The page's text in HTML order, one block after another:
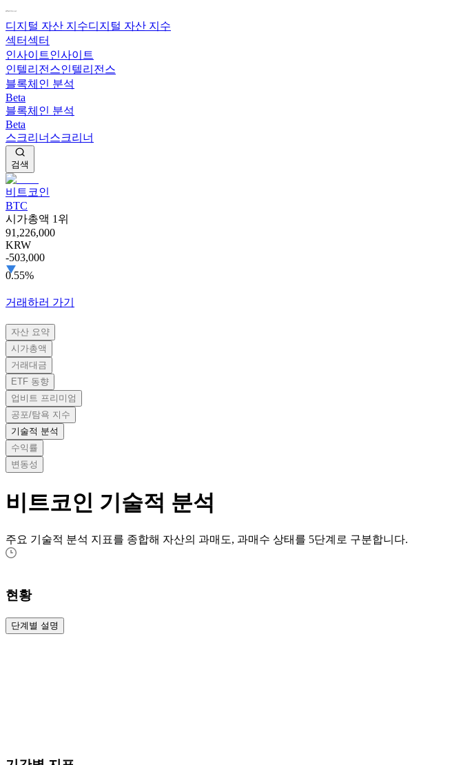
디지털 자산 지수디지털 자산 지수
섹터섹터
인사이트인사이트
인텔리전스인텔리전스
블록체인 분석
Beta
블록체인 분석
Beta
스크리너 스크리너
검색
비트코인
BTC
시가총액 1위
91,226,000
KRW
-503,000
0.55%
거래하러 가기
자산 요약
시가총액
거래대금
ETF 동향
업비트 프리미엄
공포/탐욕 지수
기술적 분석
수익률
변동성
비트코인 기술적 분석
주요 기술적 분석 지표를 종합해 자산의 과매도, 과매수 상태를 5단계로 구분합니다.
현황
단계별 설명